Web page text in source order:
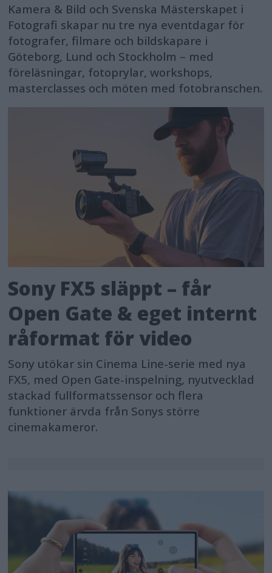
Kamera & Bild och Svenska Mästerskapet i
Fotografi skapar nu tre nya eventdagar för
fotografer, filmare och bildskapare i
Göteborg, Lund och Stockholm – med
föreläsningar, fotoprylar, workshops,
masterclasses och möten med fotobranschen.
Sony FX5 släppt – får
Open Gate & eget internt
råformat för video
Sony utökar sin Cinema Line-serie med nya
FX5, med Open Gate-inspelning, nyutvecklad
stackad fullformatssensor och flera
funktioner ärvda från Sonys större
cinemakameror.